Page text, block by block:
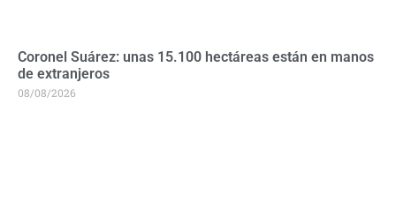
Coronel Suárez: unas 15.100 hectáreas están en manos
de extranjeros
08/08/2026